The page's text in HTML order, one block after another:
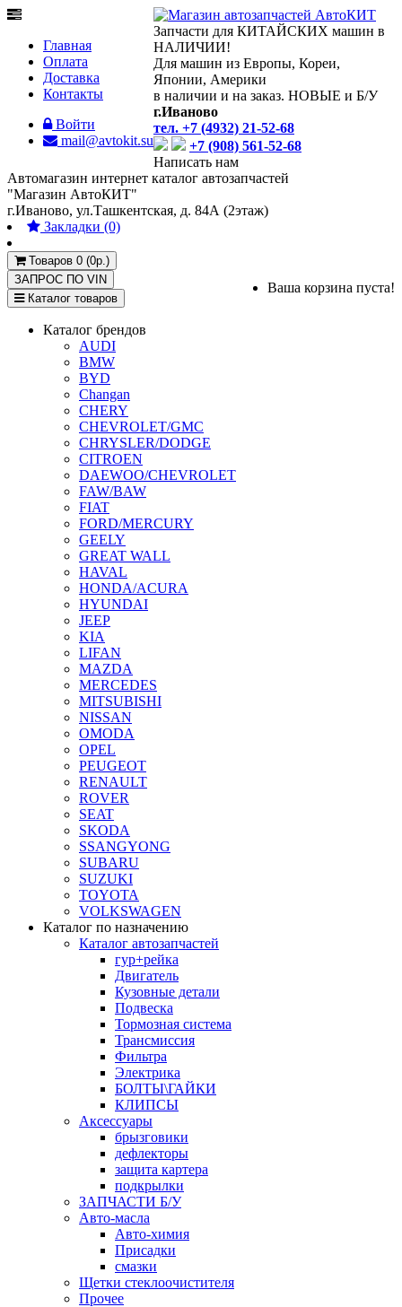
Главная
Оплата
Доставка
Контакты
Войти
mail@avtokit.su
Запчасти для КИТАЙСКИХ машин в
НАЛИЧИИ!
Для машин из Европы, Кореи,
Японии, Америки
в наличии и на заказ. НОВЫЕ и Б/У
г.Иваново
тел. +7 (4932) 21-52-68
+7 (908) 561-52-68
Написать нам
Автомагазин интернет каталог автозапчастей
"Магазин АвтоКИТ"
г.Иваново, ул.Ташкентская, д. 84А (2этаж)
Закладки (0)
Товаров 0 (0р.)
Ваша корзина пуста!
ЗАПРОС ПО VIN
Каталог товаров
Каталог брендов
AUDI
BMW
BYD
Changan
CHERY
CHEVROLET/GMC
CHRYSLER/DODGE
CITROEN
DAEWOO/CHEVROLET
FAW/BAW
FIAT
FORD/MERCURY
GEELY
GREAT WALL
HAVAL
HONDA/ACURA
HYUNDAI
JEEP
KIA
LIFAN
MAZDA
MERCEDES
MITSUBISHI
NISSAN
OMODA
OPEL
PEUGEOT
RENAULT
ROVER
SEAT
SKODA
SSANGYONG
SUBARU
SUZUKI
TOYOTA
VOLKSWAGEN
Каталог по назначению
Каталог автозапчастей
гур+рейка
Двигатель
Кузовные детали
Подвеска
Тормозная система
Трансмиссия
Фильтра
Электрика
БОЛТЫ\ГАЙКИ
КЛИПСЫ
Аксессуары
брызговики
дефлекторы
защита картера
подкрылки
ЗАПЧАСТИ Б/У
Авто-масла
Авто-химия
Присадки
смазки
Щетки стеклоочистителя
Прочее